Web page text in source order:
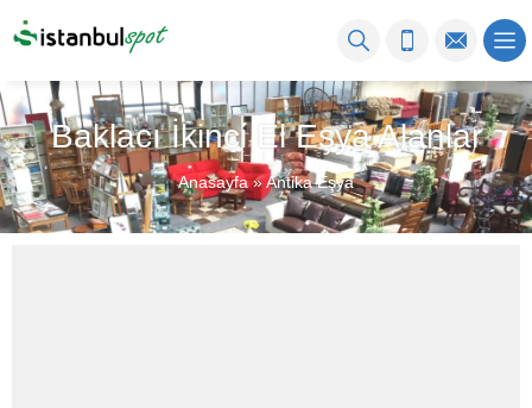
Baklacı İkinci El Eşya Alanlar
Anasayfa»Antika Eşya